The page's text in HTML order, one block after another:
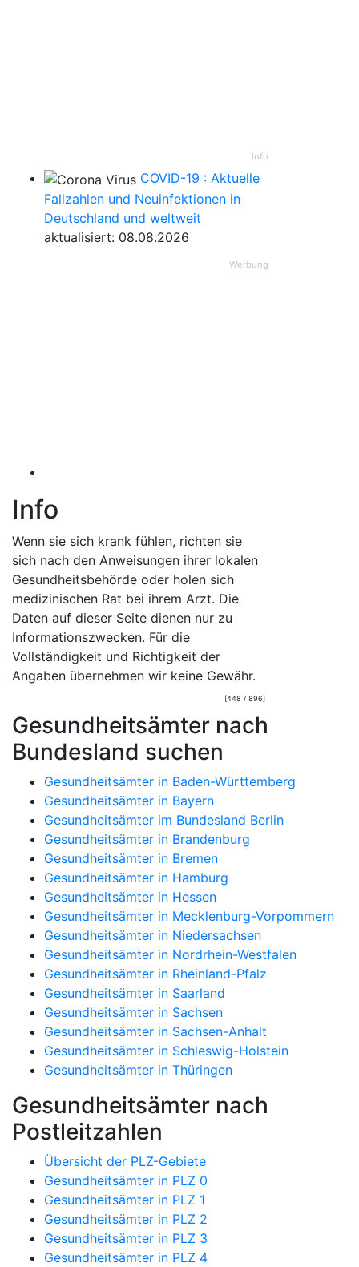
Info
COVID-19 : Aktuelle
Fallzahlen und Neuinfektionen in
Deutschland und weltweit
aktualisiert: 08.08.2026
Werbung
Info
Wenn sie sich krank fühlen, richten sie
sich nach den Anweisungen ihrer lokalen
Gesundheitsbehörde oder holen sich
medizinischen Rat bei ihrem Arzt. Die
Daten auf dieser Seite dienen nur zu
Informationszwecken. Für die
Vollständigkeit und Richtigkeit der
Angaben übernehmen wir keine Gewähr.
[448 / 896]
Gesundheitsämter nach
Bundesland suchen
Gesundheitsämter in Baden-Württemberg
Gesundheitsämter in Bayern
Gesundheitsämter im Bundesland Berlin
Gesundheitsämter in Brandenburg
Gesundheitsämter in Bremen
Gesundheitsämter in Hamburg
Gesundheitsämter in Hessen
Gesundheitsämter in Mecklenburg-Vorpommern
Gesundheitsämter in Niedersachsen
Gesundheitsämter in Nordrhein-Westfalen
Gesundheitsämter in Rheinland-Pfalz
Gesundheitsämter in Saarland
Gesundheitsämter in Sachsen
Gesundheitsämter in Sachsen-Anhalt
Gesundheitsämter in Schleswig-Holstein
Gesundheitsämter in Thüringen
Gesundheitsämter nach
Postleitzahlen
Übersicht der PLZ-Gebiete
Gesundheitsämter in PLZ 0
Gesundheitsämter in PLZ 1
Gesundheitsämter in PLZ 2
Gesundheitsämter in PLZ 3
Gesundheitsämter in PLZ 4